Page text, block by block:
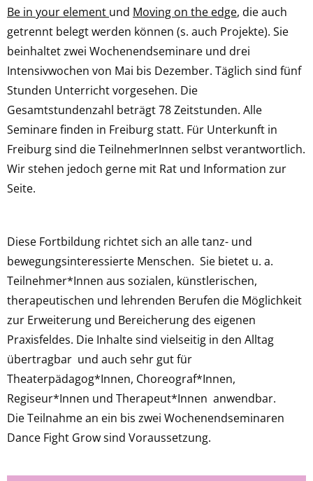
Be in your element und Moving on the edge, die auch
getrennt belegt werden können (s. auch Projekte). Sie
beinhaltet zwei Wochenendseminare und drei
Intensivwochen von Mai bis Dezember. Täglich sind fünf
Stunden Unterricht vorgesehen. Die
Gesamtstundenzahl beträgt 78 Zeitstunden. Alle
Seminare finden in Freiburg statt. Für Unterkunft in
Freiburg sind die TeilnehmerInnen selbst verantwortlich.
Wir stehen jedoch gerne mit Rat und Information zur
Seite.
Diese Fortbildung richtet sich an alle tanz- und
bewegungsinteressierte Menschen. Sie bietet u. a.
Teilnehmer*Innen aus sozialen, künstlerischen,
therapeutischen und lehrenden Berufen die Möglichkeit
zur Erweiterung und Bereicherung des eigenen
Praxisfeldes. Die Inhalte sind vielseitig in den Alltag
übertragbar und auch sehr gut für
Theaterpädagog*Innen, Choreograf*Innen,
Regiseur*Innen und Therapeut*Innen anwendbar.
Die Teilnahme an ein bis zwei Wochenendseminaren
Dance Fight Grow sind Voraussetzung.